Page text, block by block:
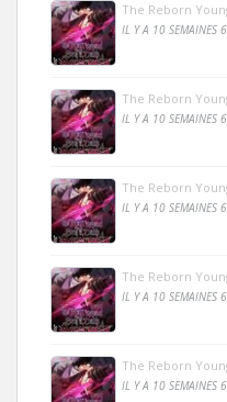
The Reborn
IL Y A 10 SEMAINES
The Reborn
IL Y A 10 SEMAINES
The Reborn
IL Y A 10 SEMAINES
The Reborn
IL Y A 10 SEMAINES
The Reborn
IL Y A 10 SEMAINES